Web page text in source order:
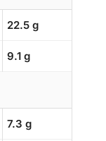
22.5 g
9.1 g
7.3 g